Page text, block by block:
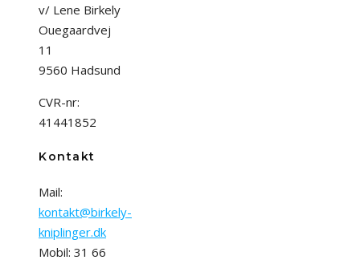
v/ Lene Birkely
Ouegaardvej
11
9560 Hadsund
CVR-nr:
41441852
Kontakt
Mail:
kontakt@birkely-
kniplinger.dk
Mobil: 31 66